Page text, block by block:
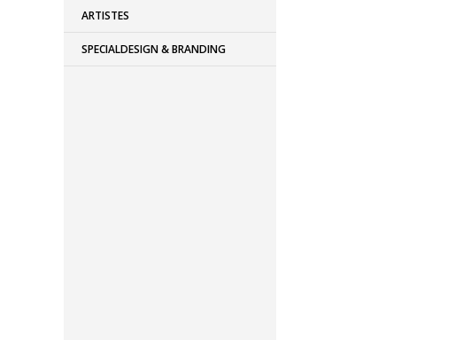
ARTISTES
SPECIALDESIGN & BRANDING